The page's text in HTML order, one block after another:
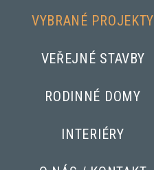
VYBRANÉ PROJEKTY
VEŘEJNÉ STAVBY
RODINNÉ DOMY
INTERIÉRY